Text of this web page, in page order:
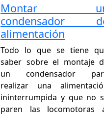
Montar
condensador
alimentación
Todo lo que se tiene
saber sobre el montaje
un condensador
realizar una
ininterrumpida y que no
paren las locomotoras